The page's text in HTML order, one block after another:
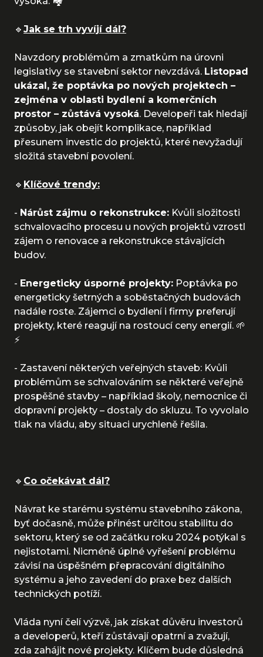
🔹 Jak se trh vyvíjí dál?
Navzdory problémům a zmatkům na úrovni
legislativy se stavební sektor nevzdává. Listopad
ukázal, že poptávka po nových projektech –
zejména v oblasti bydlení a komerčních
prostor – zůstává vysoká. Developeři tak hledají
způsoby, jak obejít komplikace, například
přesunem investic do projektů, které nevyžadují
složitá stavební povolení.
🔹 Klíčové trendy:
- Nárůst zájmu o rekonstrukce: Kvůli složitosti
schvalovacího procesu u nových projektů vzrostl
zájem o renovace a rekonstrukce stávajících
budov.
- Energeticky úsporné projekty: Poptávka po
energeticky šetrných a soběstačných budovách
nadále roste. Zájemci o bydlení i firmy preferují
projekty, které reagují na rostoucí ceny energií. 🌱
⚡
- Zastavení některých veřejných staveb: Kvůli
problémům se schvalováním se některé veřejně
prospěšné stavby – například školy, nemocnice či
dopravní projekty – dostaly do skluzu. To vyvolalo
tlak na vládu, aby situaci urychleně řešila.
🔹 Co očekávat dál?
Návrat ke starému systému stavebního zákona,
byť dočasně, může přinést určitou stabilitu do
sektoru, který se od začátku roku 2024 potýkal s
nejistotami. Nicméně úplné vyřešení problému
závisí na úspěšném přepracování digitálního
systému a jeho zavedení do praxe bez dalších
technických potíží.
Vláda nyní čelí výzvě, jak získat důvěru investorů
a developerů, kteří zůstávají opatrní a zvažují,
zda zahájit nové projekty. Klíčem bude důsledná